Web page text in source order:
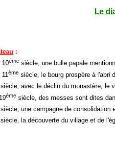
Le
:
10ème siècle, une bulle papale
11ème siècle, le bourg prospère à l'abri
siècle, avec le déclin du monastère, le
ème siècle, des messes sont dites
siècle, une campagne de consolidation
siècle, la découverte du village et de